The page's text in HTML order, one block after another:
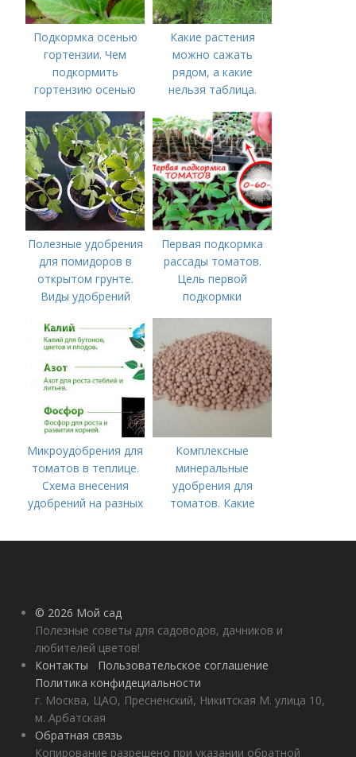
Подкормка осенью
гортензии. Чем
подкормить
гортензию осенью
Какие растения
можно сажать
рядом, а какие
нельзя таблица.
Полезные удобрения
для помидоров в
открытом грунте.
Виды удобрений
Первая подкормка
рассады томатов.
Цель первой
подкормки
Микроудобрения для
томатов в теплице.
Схема внесения
удобрений на разных
помидоров
Комплексные
минеральные
удобрения для
томатов. Какие
используются для
© 2026 Мой сад
Полезные советы для садоводов, дачников и
любителей цветов!
Контакты
Пользовательское соглашение
Политика конфидециальности
г. Москва, ЦАО, Пресненский, Никитская М. улица 10,
м. Арбатская
Обратная связь
Копирование разрешено при указании обратной